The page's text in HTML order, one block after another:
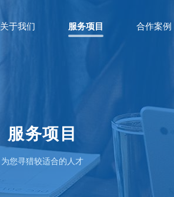
服务项目
为您寻猎较适合的人才
关于我们 服务项目 合作案例